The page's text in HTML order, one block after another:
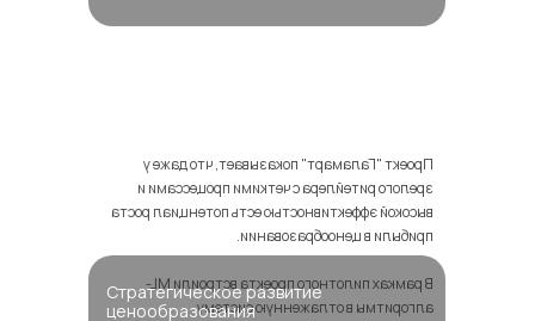
Проект "Галамарт" показывает, что даже у
зрелого ритейлера с четкими процессами и
высокой эффективностью есть потенциал роста
прибыли в ценообразовании.
В рамках пилотного проекта встроили ML-
алгоритмы в отлаженную систему
Стратегическое развитие
ценообразования